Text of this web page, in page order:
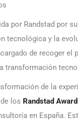
por Randstad por
tecnológica y la
de recoger
transformación
de la
de los Randstad
en España.